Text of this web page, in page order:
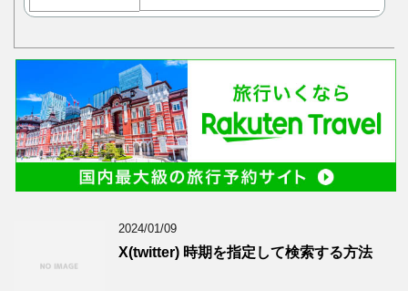
2024/01/09
X(twitter) 時期を指定して検索する方法